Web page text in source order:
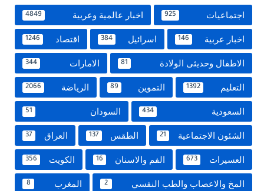
اجتماعيات 925 اخبار عالمية وعربية 4849
اخبار عربية 146 اسرائيل 384 اقتصاد 1246
الاطفال وحديثى الولادة 81 الامارات 344
التعليم 1392 التموين 89 الرياضة 2066
السعودية 434 السودان 51
الشئون الاجتماعية 21 الطقس 137 العراق 37
العسيرات 673 الفم والاسنان 16 الكويت 356
المخ والاعصاب والطب النفسي 2 المغرب 8